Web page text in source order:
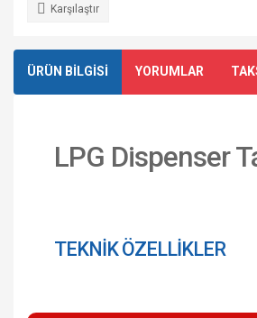
Karşılaştır
ÜRÜN BİLGİSİ YORUMLAR
LPG Dispenser
TEKNİK ÖZELLİKLER